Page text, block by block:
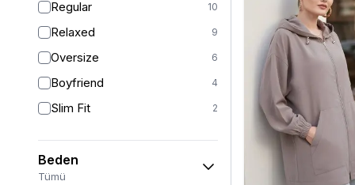
Regular 10
Relaxed 9
Oversize 6
Boyfriend 4
Slim Fit 2
Beden
Tümü